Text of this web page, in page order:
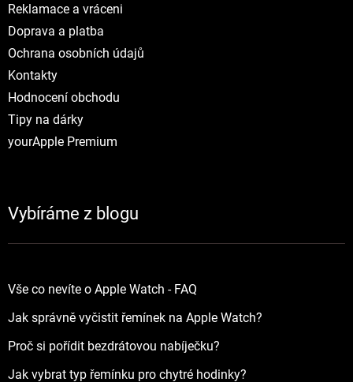
Reklamace a vráceni
Doprava a platba
Ochrana osobních údajů
Kontakty
Hodnocení obchodu
Tipy na dárky
yourApple Premium
Vybíráme z blogu
Vše co nevíte o Apple Watch - FAQ
Jak správně vyčistit řemínek na Apple Watch?
Proč si pořídit bezdrátovou nabíječku?
Jak vybrat typ řemínku pro chytré hodinky?